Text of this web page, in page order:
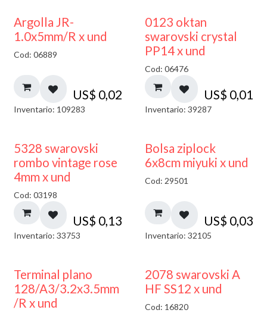
Argolla JR-
1.0x5mm/R x und
Cod: 06889
US$ 0,02
Inventario: 109283
0123 oktan
swarovski crystal
PP14 x und
Cod: 06476
US$ 0,01
Inventario: 39287
5328 swarovski
rombo vintage rose
4mm x und
Cod: 03198
US$ 0,13
Inventario: 33753
¡NUEVO!
Bolsa ziplock
6x8cm miyuki x und
Cod: 29501
US$ 0,03
Inventario: 32105
Terminal plano
128/A3/3.2x3.5mm
/R x und
2078 swarovski A
HF SS12 x und
Cod: 16820